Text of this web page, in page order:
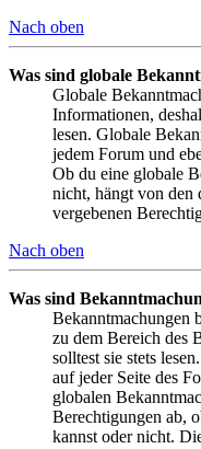
Nach oben
Was sind globale
Globale
Informationen,
lesen. Globale
jedem Forum und
Ob du eine globale
nicht, hängt von den
vergebenen
Nach oben
Was sind
Bekanntmachungen
zu dem Bereich des
solltest sie stets
auf jeder Seite des
globalen
Berechtigungen ab,
kannst oder nicht.